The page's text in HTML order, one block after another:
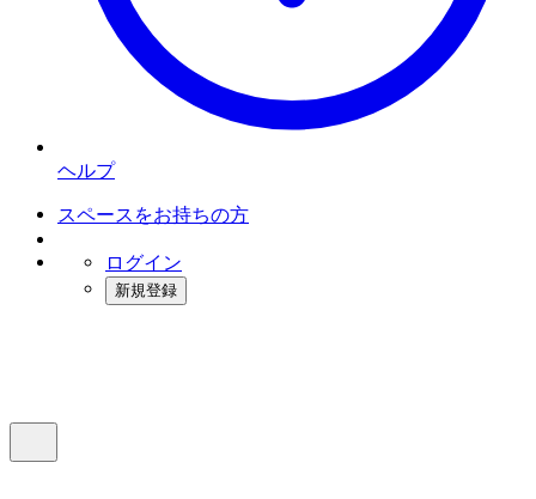
ヘルプ
スペースをお持ちの方
ログイン
新規登録